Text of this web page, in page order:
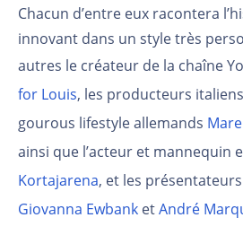
Chacun d’entre eux racontera
innovant dans un style très
autres le créateur de la chaîne
for Louis, les producteurs italiens
gourous lifestyle allemands
ainsi que l’acteur et mannequin
Kortajarena, et les
Giovanna Ewbank etAndré